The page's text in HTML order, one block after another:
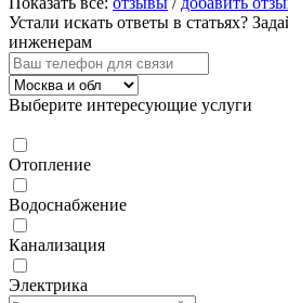
Устали искать ответы в статьях?
инженерам
Выберите интересующие услуги
Отопление
Водоснабжение
Канализация
Электрика